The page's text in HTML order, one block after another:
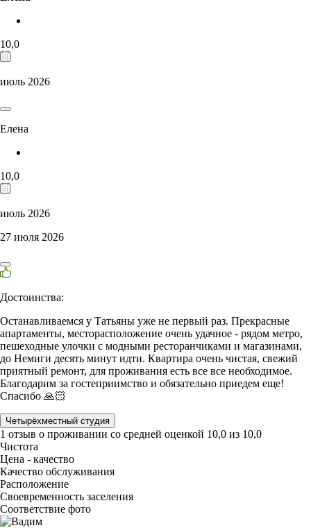
10,0
июль 2026
Елена
10,0
июль 2026
27 июля 2026
Достоинства:
Останавливаемся у Татьяны уже не первый раз. Прекрасные
апартаменты, месторасположение очень удачное - рядом метро,
пешеходные улочки с модными ресторанчиками и магазинами,
до Немиги десять минут идти. Квартира очень чистая, свежий
приятный ремонт, для проживания есть все все необходимое.
Благодарим за гостеприимство и обязательно приедем еще!
Спасибо 🙏🏻
Четырёхместный студия
1 отзыв о проживании со средней оценкой 10,0 из 10,0
Чистота
Цена - качество
Качество обслуживания
Расположение
Своевременность заселения
Соответствие фото